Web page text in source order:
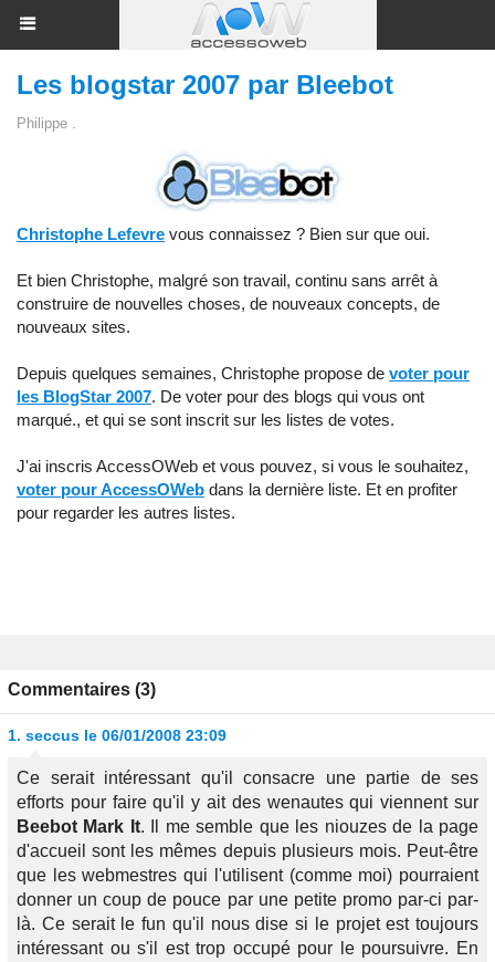
Les blogstar 2007 par Bleebot
Philippe .
Christophe Lefevre vous connaissez ? Bien sur que oui.
Et bien Christophe, malgré son travail, continu sans arrêt à
construire de nouvelles choses, de nouveaux concepts, de
nouveaux sites.
Depuis quelques semaines, Christophe propose de voter pour
les BlogStar 2007. De voter pour des blogs qui vous ont
marqué., et qui se sont inscrit sur les listes de votes.
J'ai inscris AccessOWeb et vous pouvez, si vous le souhaitez,
voter pour AccessOWeb dans la dernière liste. Et en profiter
pour regarder les autres listes.
Commentaires (3)
1. seccus le 06/01/2008 23:09
Ce serait intéressant qu'il consacre une partie de ses
efforts pour faire qu'il y ait des wenautes qui viennent sur
Beebot Mark It. Il me semble que les niouzes de la page
d'accueil sont les mêmes depuis plusieurs mois. Peut-être
que les webmestres qui l'utilisent (comme moi) pourraient
donner un coup de pouce par une petite promo par-ci par-
là. Ce serait le fun qu'il nous dise si le projet est toujours
intéressant ou s'il est trop occupé pour le poursuivre. En